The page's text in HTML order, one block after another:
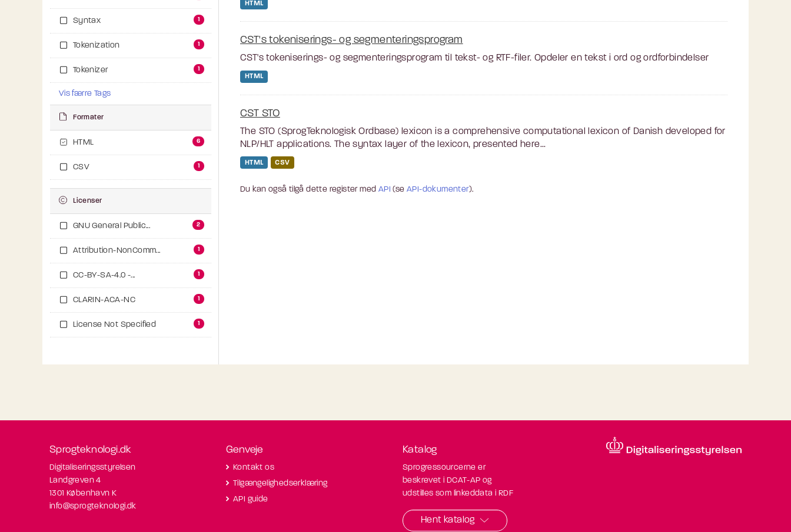
Syntax 1
Tokenization 1
Tokenizer 1
Vis færre Tags
Formater
HTML 6
CSV 1
Licenser
GNU General Public... 2
Attribution-NonComm... 1
CC-BY-SA-4.0 -... 1
CLARIN-ACA-NC 1
License Not Specified 1
HTML
CST's tokeniserings- og segmenteringsprogram
CST's tokeniserings- og segmenteringsprogram til tekst- og RTF-filer. Opdeler en tekst i ord og ordforbindelser
HTML
CST STO
The STO (SprogTeknologisk Ordbase) lexicon is a comprehensive computational lexicon of Danish developed for
NLP/HLT applications. The syntax layer of the lexicon, presented here...
HTML CSV
Du kan også tilgå dette register med API (seAPI-dokumenter).
Sprogteknologi.dk
Digitaliseringsstyrelsen
Landgreven 4
1301 København K
info@sprogteknologi.dk
Genveje
Kontakt os
Tilgængelighedserklæring
API guide
Katalog
Sprogressourcerne er
beskrevet i DCAT-AP og
udstilles som linkeddata i RDF
Hent katalog